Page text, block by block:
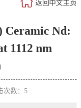
返回中文主页
Ceramic Nd:
1112 nm
数： 5